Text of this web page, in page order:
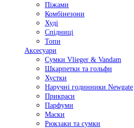
Піжами
Комбінезони
Худі
Спідниці
Топи
Аксесуари
Сумки Vlieger & Vandam
Шкарпетки та гольфи
Хустки
Наручні годинники Newgate
Прикраси
Парфуми
Маски
Рюкзаки та сумки